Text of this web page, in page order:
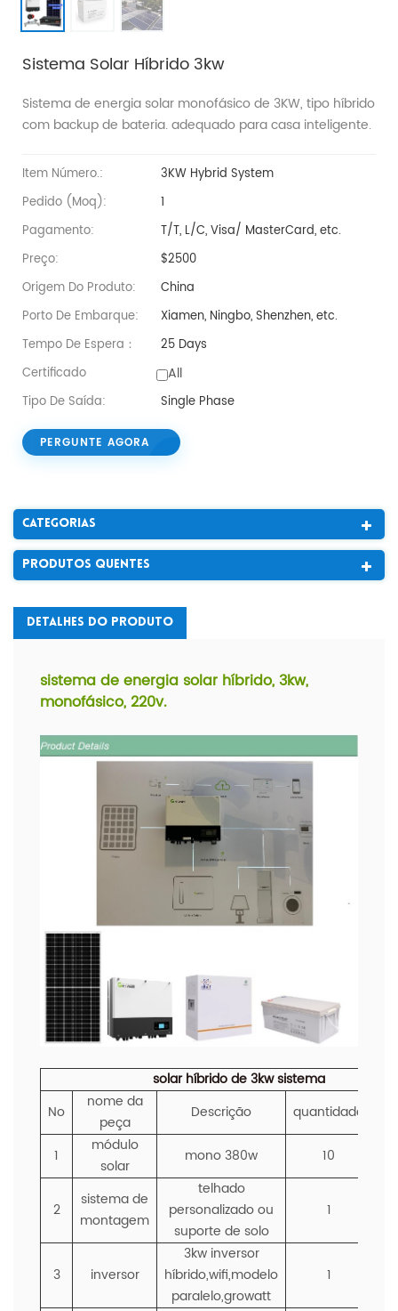
Sistema Solar Híbrido 3kw
Sistema de energia solar monofásico de 3KW, tipo híbrido
com backup de bateria. adequado para casa inteligente.
Item Número.:
3KW Hybrid System
Pedido (moq):
1
Pagamento:
T/T, L/C, Visa/ MasterCard, etc.
Preço:
$2500
Origem Do Produto:
China
Porto De Embarque:
Xiamen, Ningbo, Shenzhen, etc.
Tempo De Espera：
25 Days
Certificado
All
Tipo De Saída: Single Phase
PERGUNTE AGORA
Categorias
Produtos Quentes
Detalhes Do Produto
sistema de energia solar híbrido, 3kw,
monofásico, 220v.
solar híbrido de 3kwsistema
No
nome da
peça
Descrição quantidade
1
módulo
solar
mono 380w 10
2
sistema de
montagem
telhado
personalizado ou
suporte de solo
1
3 inversor
3kw inversor
híbrido,wifi,modelo
paralelo,growatt
1